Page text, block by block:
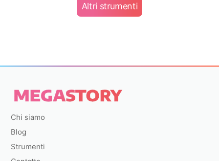
Altri strumenti
Chi siamo
Blog
Strumenti